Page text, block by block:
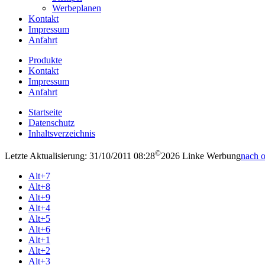
Werbeplanen
Kontakt
Impressum
Anfahrt
Produkte
Kontakt
Impressum
Anfahrt
Startseite
Datenschutz
Inhaltsverzeichnis
Letzte Aktualisierung: 31/10/2011 08:28©2026 Linke Werbungnach
Alt+7
Alt+8
Alt+9
Alt+4
Alt+5
Alt+6
Alt+1
Alt+2
Alt+3